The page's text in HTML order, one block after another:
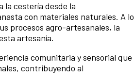
la cestería desde la
con materiales naturales. A lo
procesos agro-artesanales, la
artesanía.
comunitaria y sensorial que
contribuyendo al